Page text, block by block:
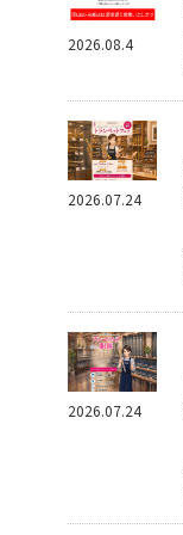
2026.08.4
2026.07.24
2026.07.24